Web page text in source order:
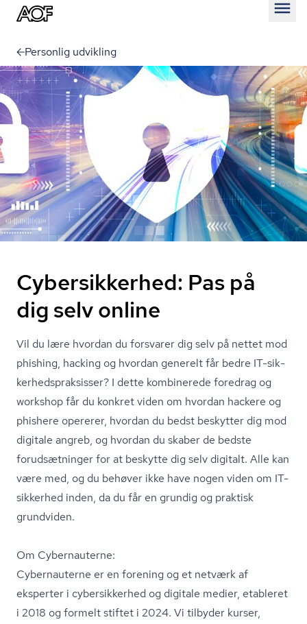
Personlig udvikling
Cybersikkerhed: Pas på
dig selv online
Vil du lære hvordan du forsvarer dig selv på nettet mod
phishing, hacking og hvordan generelt får bedre IT-sik­
ker­heds­prak­sis­ser? I dette kombinerede foredrag og
workshop får du konkret viden om hvordan hackere og
phishere opererer, hvordan du bedst beskytter dig mod
digitale angreb, og hvordan du skaber de bedste
forudsætninger for at beskytte dig selv digitalt. Alle kan
være med, og du behøver ikke have nogen viden om IT-
sikkerhed inden, da du får en grundig og praktisk
grundviden.
Om Cybernauterne:
Cybernauterne er en forening og et netværk af
eksperter i cybersikkerhed og digitale medier, etableret
i 2018 og formelt stiftet i 2024. Vi tilbyder kurser,